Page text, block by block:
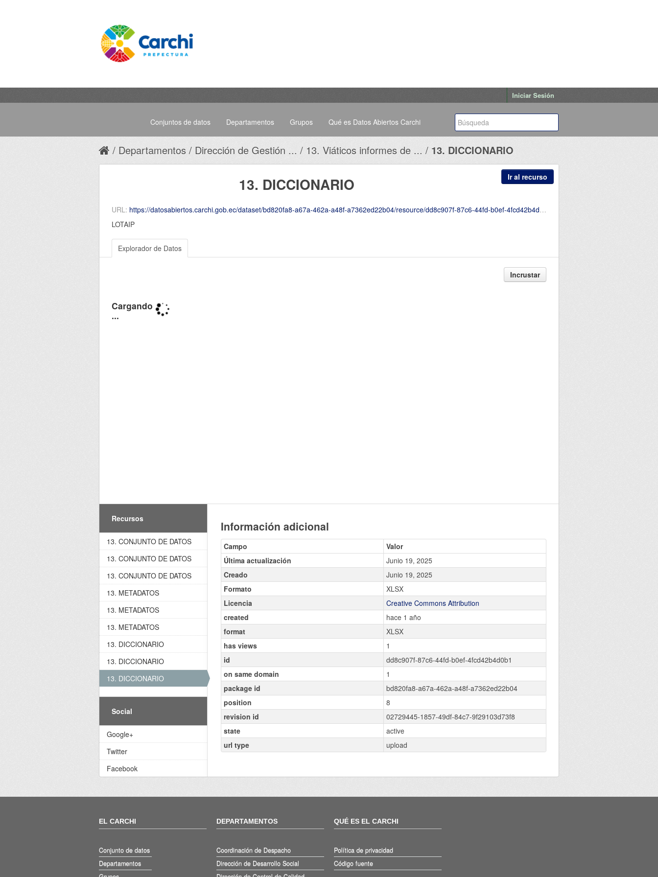
Iniciar Sesión
Conjuntos de datos Departamentos Grupos Qué es Datos Abiertos Carchi
Departamentos Dirección de Gestión ... 13. Viáticos informes de ... 13. DICCIONARIO
Ir al recurso
13. DICCIONARIO
URL: https://datosabiertos.carchi.gob.ec/dataset/bd820fa8-a67a-462a-a48f-a7362ed22b04/resource/dd8c907f-87c6-44fd-b0ef-4fcd42b4d0b1/download/2025-Febrero-Numeral-13-13-viaticos-informes-de-trabajo-y-justificativos-de-movilizacion-febrero--D.
LOTAIP
Explorador de Datos
Incrustar
Información adicional
Campo
Valor
Última actualización
Junio 19, 2025
Creado
Junio 19, 2025
Formato
XLSX
Licencia
Creative Commons Attribution
created
hace 1 año
format
XLSX
has views
1
id
dd8c907f-87c6-44fd-b0ef-4fcd42b4d0b1
on same domain
1
package id
bd820fa8-a67a-462a-a48f-a7362ed22b04
position
8
revision id
02729445-1857-49df-84c7-9f29103d73f8
state
active
url type
upload
Recursos
13. CONJUNTO DE DATOS
13. CONJUNTO DE DATOS
13. CONJUNTO DE DATOS
13. METADATOS
13. METADATOS
13. METADATOS
13. DICCIONARIO
13. DICCIONARIO
13. DICCIONARIO
Social
Google+
Twitter
Facebook
EL CARCHI
Conjunto de datos
Departamentos
DEPARTAMENTOS
Coordinación de Despacho
Dirección de Desarrollo Social
QUÉ ES EL CARCHI
Política de privacidad
Código fuente